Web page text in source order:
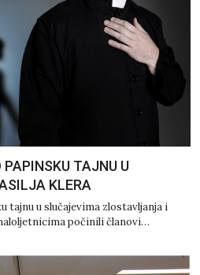
TAJNU U
KLERA
tajnu u slučajevima zlostavljanja i
počinili članovi…